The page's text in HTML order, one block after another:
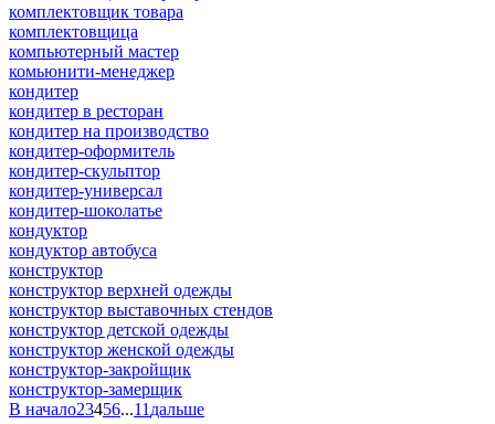
комплектовщик товара
комплектовщица
компьютерный мастер
комьюнити-менеджер
кондитер
кондитер в ресторан
кондитер на производство
кондитер-оформитель
кондитер-скульптор
кондитер-универсал
кондитер-шоколатье
кондуктор
кондуктор автобуса
конструктор
конструктор верхней одежды
конструктор выставочных стендов
конструктор детской одежды
конструктор женской одежды
конструктор-закройщик
конструктор-замерщик
В начало23456...11 дальше